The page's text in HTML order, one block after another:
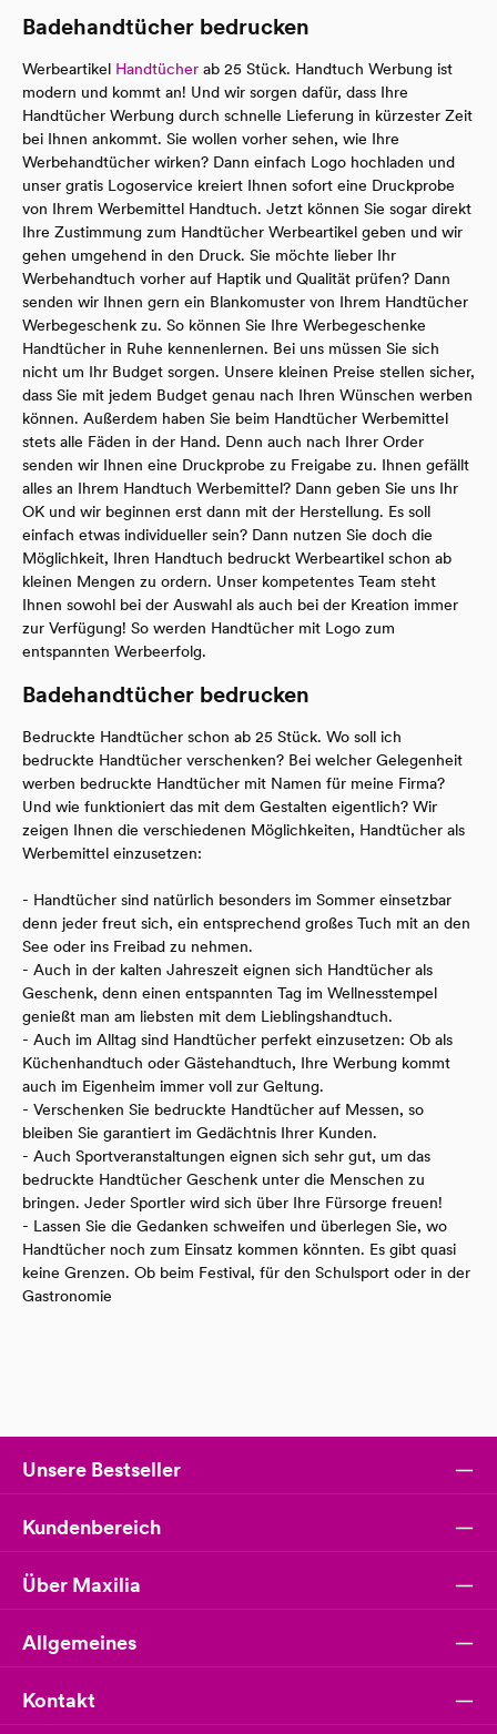
Badehandtücher bedrucken
Werbeartikel Handtücher ab 25 Stück. Handtuch Werbung ist
modern und kommt an! Und wir sorgen dafür, dass Ihre
Handtücher Werbung durch schnelle Lieferung in kürzester Zeit
bei Ihnen ankommt. Sie wollen vorher sehen, wie Ihre
Werbehandtücher wirken? Dann einfach Logo hochladen und
unser gratis Logoservice kreiert Ihnen sofort eine Druckprobe
von Ihrem Werbemittel Handtuch. Jetzt können Sie sogar direkt
Ihre Zustimmung zum Handtücher Werbeartikel geben und wir
gehen umgehend in den Druck. Sie möchte lieber Ihr
Werbehandtuch vorher auf Haptik und Qualität prüfen? Dann
senden wir Ihnen gern ein Blankomuster von Ihrem Handtücher
Werbegeschenk zu. So können Sie Ihre Werbegeschenke
Handtücher in Ruhe kennenlernen. Bei uns müssen Sie sich
nicht um Ihr Budget sorgen. Unsere kleinen Preise stellen sicher,
dass Sie mit jedem Budget genau nach Ihren Wünschen werben
können. Außerdem haben Sie beim Handtücher Werbemittel
stets alle Fäden in der Hand. Denn auch nach Ihrer Order
senden wir Ihnen eine Druckprobe zu Freigabe zu. Ihnen gefällt
alles an Ihrem Handtuch Werbemittel? Dann geben Sie uns Ihr
OK und wir beginnen erst dann mit der Herstellung. Es soll
einfach etwas individueller sein? Dann nutzen Sie doch die
Möglichkeit, Ihren Handtuch bedruckt Werbeartikel schon ab
kleinen Mengen zu ordern. Unser kompetentes Team steht
Ihnen sowohl bei der Auswahl als auch bei der Kreation immer
zur Verfügung! So werden Handtücher mit Logo zum
entspannten Werbeerfolg.
Badehandtücher bedrucken
Bedruckte Handtücher schon ab 25 Stück. Wo soll ich
bedruckte Handtücher verschenken? Bei welcher Gelegenheit
werben bedruckte Handtücher mit Namen für meine Firma?
Und wie funktioniert das mit dem Gestalten eigentlich? Wir
zeigen Ihnen die verschiedenen Möglichkeiten, Handtücher als
Werbemittel einzusetzen:
- Handtücher sind natürlich besonders im Sommer einsetzbar
denn jeder freut sich, ein entsprechend großes Tuch mit an den
See oder ins Freibad zu nehmen.
- Auch in der kalten Jahreszeit eignen sich Handtücher als
Geschenk, denn einen entspannten Tag im Wellnesstempel
genießt man am liebsten mit dem Lieblingshandtuch.
- Auch im Alltag sind Handtücher perfekt einzusetzen: Ob als
Küchenhandtuch oder Gästehandtuch, Ihre Werbung kommt
auch im Eigenheim immer voll zur Geltung.
- Verschenken Sie bedruckte Handtücher auf Messen, so
bleiben Sie garantiert im Gedächtnis Ihrer Kunden.
- Auch Sportveranstaltungen eignen sich sehr gut, um das
bedruckte Handtücher Geschenk unter die Menschen zu
bringen. Jeder Sportler wird sich über Ihre Fürsorge freuen!
- Lassen Sie die Gedanken schweifen und überlegen Sie, wo
Handtücher noch zum Einsatz kommen könnten. Es gibt quasi
keine Grenzen. Ob beim Festival, für den Schulsport oder in der
Gastronomie
Unsere Bestseller
Kundenbereich
Über Maxilia
Allgemeines
Kontakt